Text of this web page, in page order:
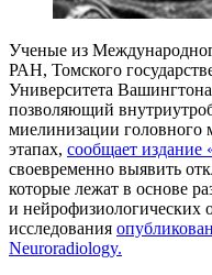
Ученые из
РАН, Томского
Университета
позволяющий
миелинизации головного
этапах, сообщает
своевременно выявить
которые лежат в основе
и нейрофизиологических
исследования
Neuroradiology.